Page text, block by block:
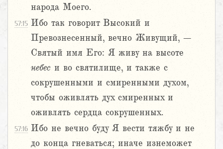
народа Моего.
57:15 Ибо так говорит Высокий и
Превознесенный, вечно Живущий, –
Святый имя Его: Я живу на высоте
небес и во святилище, и также с
сокрушенными и смиренными духом,
чтобы оживлять дух смиренных и
оживлять сердца сокрушенных.
57:16 Ибо не вечно буду Я вести тяжбу и не
до конца гневаться; иначе изнеможет